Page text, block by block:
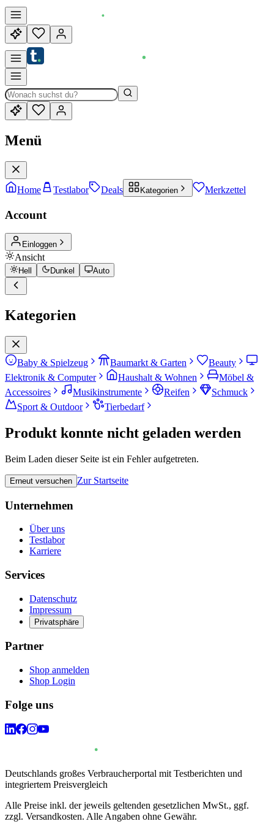
Menü
Home Testlabor Deals Kategorien Merkzettel
Account
Einloggen
Ansicht
Hell Dunkel Auto
Kategorien
Baby & Spielzeug Baumarkt & Garten
Beauty
Elektronik & Computer
Haushalt & Wohnen
Möbel &
Accessoires
Musikinstrumente Reifen
Schmuck
Sport & Outdoor
Tierbedarf
Produkt konnte nicht geladen werden
Beim Laden dieser Seite ist ein Fehler aufgetreten.
Erneut versuchen Zur Startseite
Unternehmen
Über uns
Testlabor
Karriere
Services
Datenschutz
Impressum
Privatsphäre
Partner
Shop anmelden
Shop Login
Folge uns
Deutschlands großes Verbraucherportal mit Testberichten und
integriertem Preisvergleich
Alle Preise inkl. der jeweils geltenden gesetzlichen MwSt., ggf.
zzgl. Versandkosten. Alle Angaben ohne Gewähr.